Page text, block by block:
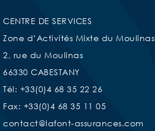
CENTRE DE SERVICES
Zone d’Activités Mixte du Moulinas
2, rue du Moulinas
66330 CABESTANY
Tél: +33(0)4 68 35 22 26
Fax: +33(0)4 68 35 11 05
contact@lafont-assurances.com